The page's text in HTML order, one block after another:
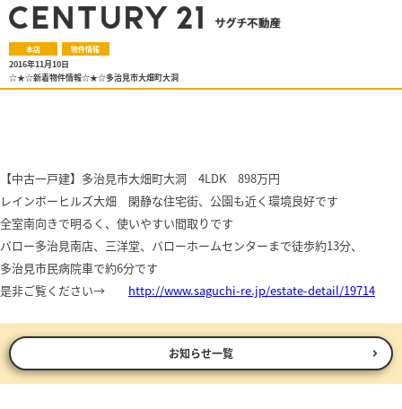
本店 物件情報
2016年11月10日
☆★☆新着物件情報☆★☆多治見市大畑町大洞
【中古一戸建】多治見市大畑町大洞 4LDK 898万円
レインボーヒルズ大畑 閑静な住宅街、公園も近く環境良好です
全室南向きで明るく、使いやすい間取りです
バロー多治見南店、三洋堂、バローホームセンターまで徒歩約13分、
多治見市民病院車で約6分です
是非ご覧ください→ http://www.saguchi-re.jp/estate-detail/19714
お知らせ一覧